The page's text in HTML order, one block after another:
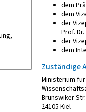
dem
dem
der
Prof.
der
dem
Zuständige
Ministerium
Brunswiker
24105 Kiel